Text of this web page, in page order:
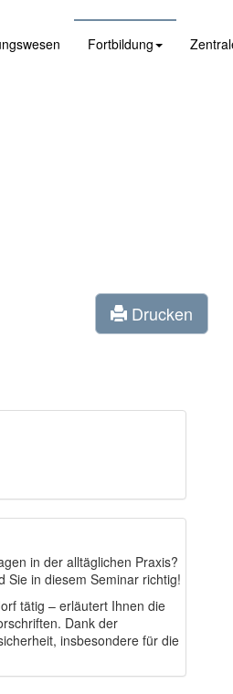
Fortbildung
Drucken
in der alltäglichen Praxis?
Sie in diesem Seminar richtig!
tätig – erläutert Ihnen die
Dank der
insbesondere für die